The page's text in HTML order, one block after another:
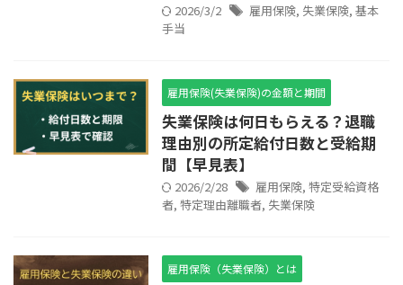
2026/3/2 雇用保険, 失業保険, 基本
手当
雇用保険(失業保険)の金額と期間
失業保険は何日もらえる？退職
理由別の所定給付日数と受給期
間【早見表】
2026/2/28 雇用保険, 特定受給資格
者, 特定理由離職者, 失業保険
雇用保険（失業保険）とは